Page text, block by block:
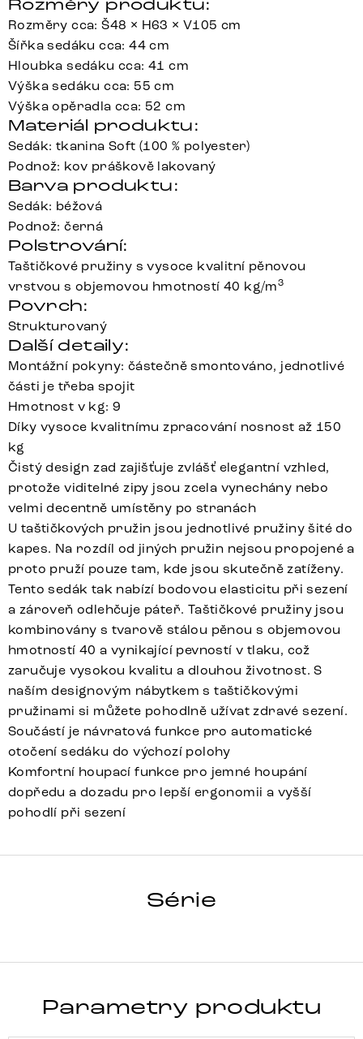
Rozměry produktu:
Rozměry cca: Š48 × H63 × V105 cm
Šířka sedáku cca: 44 cm
Hloubka sedáku cca: 41 cm
Výška sedáku cca: 55 cm
Výška opěradla cca: 52 cm
Materiál produktu:
Sedák: tkanina Soft (100 % polyester)
Podnož: kov práškově lakovaný
Barva produktu:
Sedák: béžová
Podnož: černá
Polstrování:
Taštičkové pružiny s vysoce kvalitní pěnovou
vrstvou s objemovou hmotností 40 kg/m3
Povrch:
Strukturovaný
Další detaily:
Montážní pokyny: částečně smontováno, jednotlivé
části je třeba spojit
Hmotnost v kg: 9
Díky vysoce kvalitnímu zpracování nosnost až 150
kg
Čistý design zad zajišťuje zvlášť elegantní vzhled,
protože viditelné zipy jsou zcela vynechány nebo
velmi decentně umístěny po stranách
U taštičkových pružin jsou jednotlivé pružiny šité do
kapes. Na rozdíl od jiných pružin nejsou propojené a
proto pruží pouze tam, kde jsou skutečně zatíženy.
Tento sedák tak nabízí bodovou elasticitu při sezení
a zároveň odlehčuje páteř. Taštičkové pružiny jsou
kombinovány s tvarově stálou pěnou s objemovou
hmotností 40 a vynikající pevností v tlaku, což
zaručuje vysokou kvalitu a dlouhou životnost. S
naším designovým nábytkem s taštičkovými
pružinami si můžete pohodlně užívat zdravé sezení.
Součástí je návratová funkce pro automatické
otočení sedáku do výchozí polohy
Komfortní houpací funkce pro jemné houpání
dopředu a dozadu pro lepší ergonomii a vyšší
pohodlí při sezení
Série
PELA-FLEX
Parametry produktu